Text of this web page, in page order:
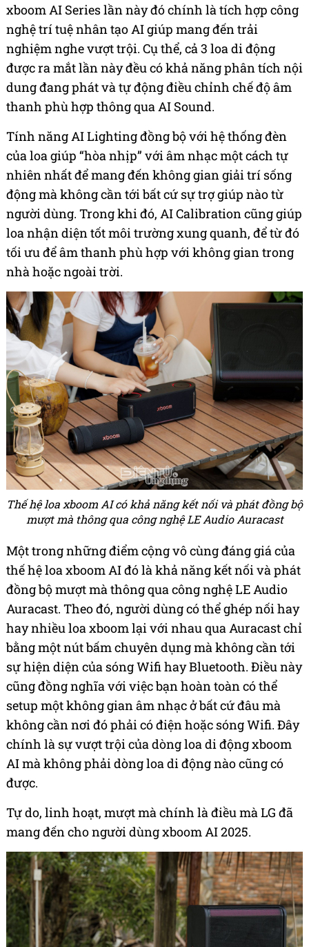
xboom AI Series lần này đó chính là tích hợp công
nghệ trí tuệ nhân tạo AI giúp mang đến trải
nghiệm nghe vượt trội. Cụ thể, cả 3 loa di động
được ra mắt lần này đều có khả năng phân tích nội
dung đang phát và tự động điều chỉnh chế độ âm
thanh phù hợp thông qua AI Sound.
Tính năng AI Lighting đồng bộ với hệ thống đèn
của loa giúp “hòa nhịp” với âm nhạc một cách tự
nhiên nhất để mang đến không gian giải trí sống
động mà không cần tới bất cứ sự trợ giúp nào từ
người dùng. Trong khi đó, AI Calibration cũng giúp
loa nhận diện tốt môi trường xung quanh, để từ đó
tối ưu để âm thanh phù hợp với không gian trong
nhà hoặc ngoài trời.
Thế hệ loa xboom AI có khả năng kết nối và phát đồng bộ
mượt mà thông qua công nghệ LE Audio Auracast
Một trong những điểm cộng vô cùng đáng giá của
thế hệ loa xboom AI đó là khả năng kết nối và phát
đồng bộ mượt mà thông qua công nghệ LE Audio
Auracast. Theo đó, người dùng có thể ghép nối hay
hay nhiều loa xboom lại với nhau qua Auracast chỉ
bằng một nút bấm chuyên dụng mà không cần tới
sự hiện diện của sóng Wifi hay Bluetooth. Điều này
cũng đồng nghĩa với việc bạn hoàn toàn có thể
setup một không gian âm nhạc ở bất cứ đâu mà
không cần nơi đó phải có điện hoặc sóng Wifi. Đây
chính là sự vượt trội của dòng loa di động xboom
AI mà không phải dòng loa di động nào cũng có
được.
Tự do, linh hoạt, mượt mà chính là điều mà LG đã
mang đến cho người dùng xboom AI 2025.